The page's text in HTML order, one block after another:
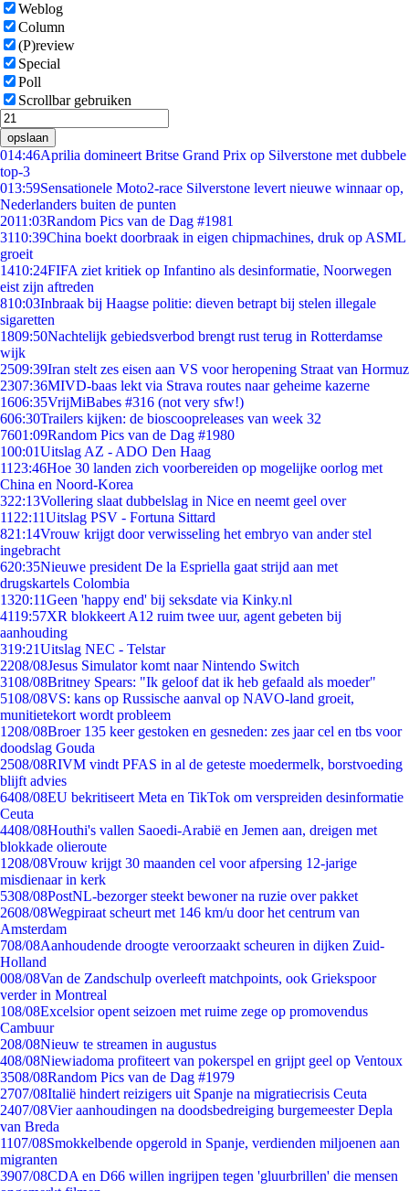
Weblog
Column
(P)review
Special
Poll
Scrollbar gebruiken
opslaan
014:46Aprilia domineert Britse Grand Prix op Silverstone met dubbele
top-3
013:59Sensationele Moto2-race Silverstone levert nieuwe winnaar op,
Nederlanders buiten de punten
2011:03Random Pics van de Dag #1981
3110:39China boekt doorbraak in eigen chipmachines, druk op ASML
groeit
1410:24FIFA ziet kritiek op Infantino als desinformatie, Noorwegen
eist zijn aftreden
810:03Inbraak bij Haagse politie: dieven betrapt bij stelen illegale
sigaretten
1809:50Nachtelijk gebiedsverbod brengt rust terug in Rotterdamse
wijk
2509:39Iran stelt zes eisen aan VS voor heropening Straat van Hormuz
2307:36MIVD-baas lekt via Strava routes naar geheime kazerne
1606:35VrijMiBabes #316 (not very sfw!)
606:30Trailers kijken: de bioscoopreleases van week 32
7601:09Random Pics van de Dag #1980
100:01Uitslag AZ - ADO Den Haag
11 23:46Hoe 30 landen zich voorbereiden op mogelijke oorlog met
China en Noord-Korea
322:13Vollering slaat dubbelslag in Nice en neemt geel over
11 22:11Uitslag PSV - Fortuna Sittard
821:14Vrouw krijgt door verwisseling het embryo van ander stel
ingebracht
620:35Nieuwe president De la Espriella gaat strijd aan met
drugskartels Colombia
1320:11Geen 'happy end' bij seksdate via Kinky.nl
4119:57XR blokkeert A12 ruim twee uur, agent gebeten bij
aanhouding
319:21Uitslag NEC - Telstar
2208/08Jesus Simulator komt naar Nintendo Switch
3108/08Britney Spears: "Ik geloof dat ik heb gefaald als moeder"
5108/08VS: kans op Russische aanval op NAVO-land groeit,
munitietekort wordt probleem
1208/08Broer 135 keer gestoken en gesneden: zes jaar cel en tbs voor
doodslag Gouda
2508/08RIVM vindt PFAS in al de geteste moedermelk, borstvoeding
blijft advies
6408/08EU bekritiseert Meta en TikTok om verspreiden desinformatie
Ceuta
4408/08Houthi's vallen Saoedi-Arabië en Jemen aan, dreigen met
blokkade olieroute
1208/08Vrouw krijgt 30 maanden cel voor afpersing 12-jarige
misdienaar in kerk
5308/08PostNL-bezorger steekt bewoner na ruzie over pakket
2608/08Wegpiraat scheurt met 146 km/u door het centrum van
Amsterdam
708/08Aanhoudende droogte veroorzaakt scheuren in dijken Zuid-
Holland
008/08Van de Zandschulp overleeft matchpoints, ook Griekspoor
verder in Montreal
108/08Excelsior opent seizoen met ruime zege op promovendus
Cambuur
208/08Nieuw te streamen in augustus
408/08Niewiadoma profiteert van pokerspel en grijpt geel op Ventoux
3508/08Random Pics van de Dag #1979
2707/08Italië hindert reizigers uit Spanje na migratiecrisis Ceuta
2407/08Vier aanhoudingen na doodsbedreiging burgemeester Depla
van Breda
1107/08Smokkelbende opgerold in Spanje, verdienden miljoenen aan
migranten
3907/08CDA en D66 willen ingrijpen tegen 'gluurbrillen' die mensen